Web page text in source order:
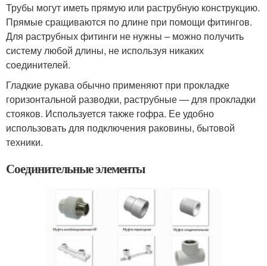
Трубы могут иметь прямую или раструбную конструкцию.
Прямые сращиваются по длине при помощи фитингов.
Для раструбных фитинги не нужны – можно получить
систему любой длины, не используя никаких
соединителей.
Гладкие рукава обычно применяют при прокладке
горизонтальной разводки, раструбные — для прокладки
стояков. Используется также гофра. Ее удобно
использовать для подключения раковины, бытовой
техники.
Соединительные элементы